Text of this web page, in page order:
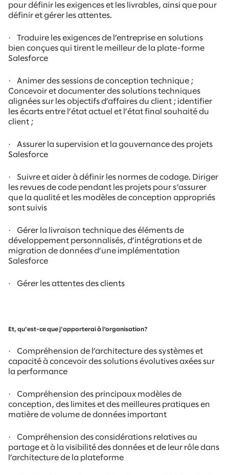
pour définir les exigences et les livrables, ainsi que pour
définir et gérer les attentes.
·
Traduire les exigences de l’entreprise en solutions
bien conçues qui tirent le meilleur de la plate-forme
Salesforce
·
Animer des sessions de conception technique ;
Concevoir et documenter des solutions techniques
alignées sur les objectifs d’affaires du client ; identifier
les écarts entre l’état actuel et l’état final souhaité du
client ;
·
Assurer la supervision et la gouvernance des projets
Salesforce
·
Suivre et aider à définir les normes de codage. Diriger
les revues de code pendant les projets pour s’assurer
que la qualité et les modèles de conception appropriés
sont suivis
·
Gérer la livraison technique des éléments de
développement personnalisés, d’intégrations et de
migration de données d’une implémentation
Salesforce
· Gérer les attentes des clients
Et, qu'est-ce que j'apporterai à l’organisation?
·
Compréhension de l’architecture des systèmes et
capacité à concevoir des solutions évolutives axées sur
la performance
·
Compréhension des principaux modèles de
conception, des limites et des meilleures pratiques en
matière de volume de données important
·
Compréhension des considérations relatives au
partage et à la visibilité des données et de leur rôle dans
l’architecture de la plateforme